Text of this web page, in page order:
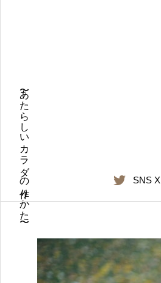
〜あたらしいカラダの作りかた〜 SNS X